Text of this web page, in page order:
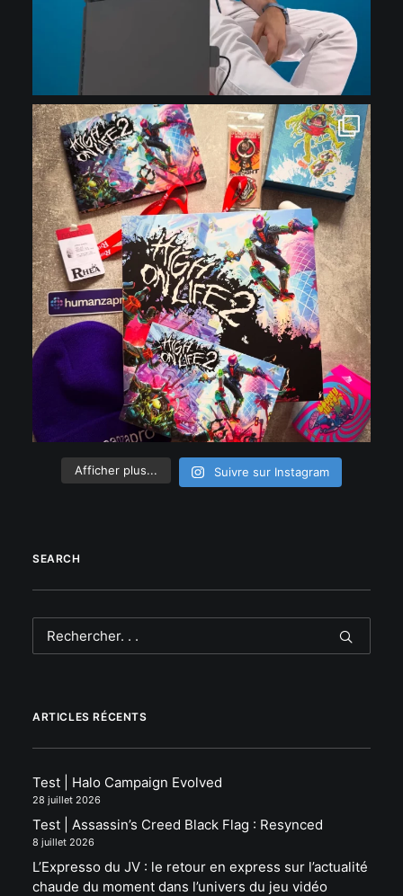
Afficher plus... Suivre sur Instagram
SEARCH
ARTICLES RÉCENTS
Test | Halo Campaign Evolved
28 juillet 2026
Test | Assassin’s Creed Black Flag : Resynced
8 juillet 2026
L’Expresso du JV : le retour en express sur l’actualité
chaude du moment dans l’univers du jeu vidéo